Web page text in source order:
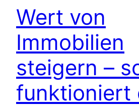
Wert von
Immobilien
steigern –
funktioniert